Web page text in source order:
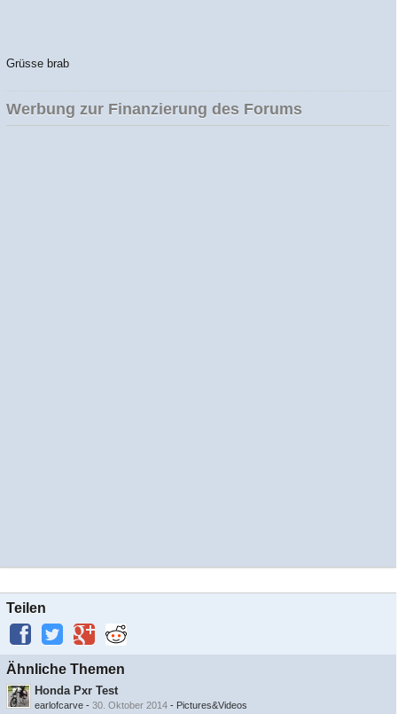
Grüsse brab
Werbung zur Finanzierung des Forums
Teilen
Ähnliche Themen
Honda Pxr Test
earlofcarve - 30. Oktober 2014 - Pictures&Videos